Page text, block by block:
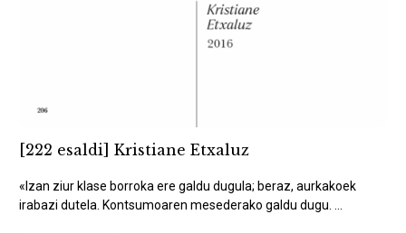
[222 esaldi] Kristiane Etxaluz
«Izan ziur klase borroka ere galdu dugula; beraz, aurkakoek
irabazi dutela. Kontsumoaren mesederako galdu dugu. ...